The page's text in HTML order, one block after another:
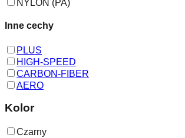
NYLON (PA)
Inne cechy
PLUS
HIGH-SPEED
CARBON-FIBER
AERO
Kolor
Czarny